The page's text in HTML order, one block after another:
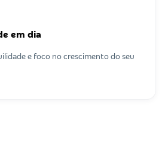
em dia
e foco no crescimento do seu